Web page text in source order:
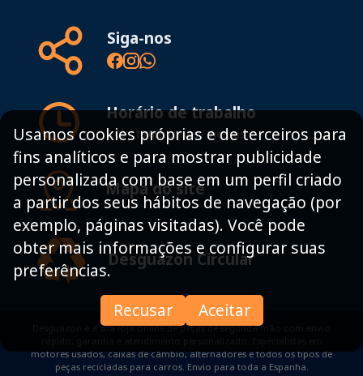
Siga-nos
Horário de trabalho
8:00 - 19:00h Lunes - Viernes
Mapa do site
Desguazon Circular
Desguazon é a sua loja online de peças de segunda mão com envio
motores usados, caixas de câmbio, alternadores e todos os tipos de
peças recicladas para carros. Envio para toda a Espanha.
Usamos cookies próprias e de terceiros para
fins analíticos e para mostrar publicidade
personalizada com base em um perfil criado
a partir dos seus hábitos de navegação (por
exemplo, páginas visitadas). Você pode
obter mais informações e configurar suas
preferências.
Recusar
Aceitar